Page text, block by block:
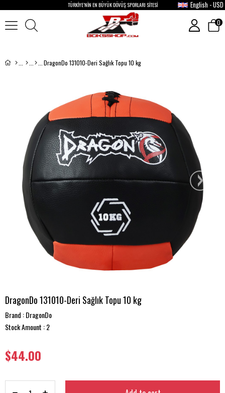
TÜRKİYE’NİN EN BÜYÜK DÖVÜŞ SPORLARI SİTESİ English - USD
0
DragonDo 131010-Deri Sağlık Topu 10 kg
›
DragonDo 131010-Deri Sağlık Topu 10 kg
Brand :DragonDo
Stock Amount :2
$44.00